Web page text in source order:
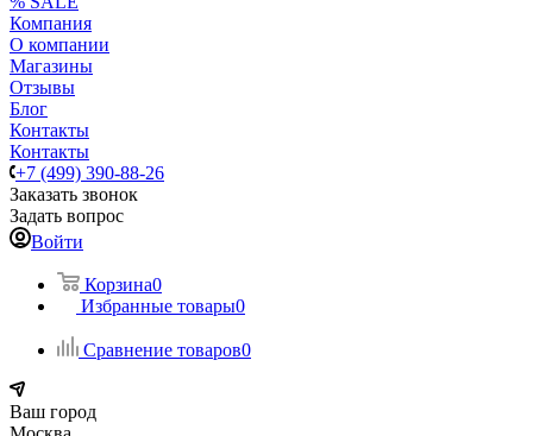
Компания
О компании
Магазины
Отзывы
Блог
Контакты
Контакты
+7 (499) 390-88-26
Заказать звонок
Задать вопрос
Войти
Корзина0
Избранные товары0
Сравнение товаров0
Ваш город